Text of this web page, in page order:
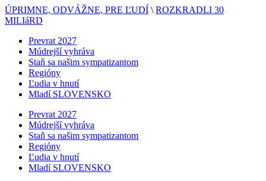
ÚPRIMNE, ODVÁŽNE, PRE ĽUDÍ \ ROZKRADLI 30
MILIáRD
Prevrat 2027
Múdrejší vyhráva
Staň sa našim sympatizantom
Regióny
Ľudia v hnutí
Mladí SLOVENSKO
Prevrat 2027
Múdrejší vyhráva
Staň sa našim sympatizantom
Regióny
Ľudia v hnutí
Mladí SLOVENSKO